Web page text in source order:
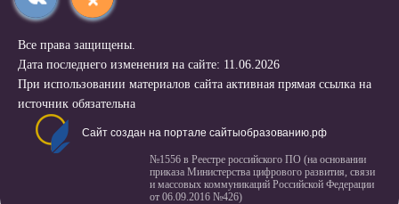
Все права защищены.
Дата последнего изменения на сайте: 11.06.2026
При использовании материалов сайта активная прямая ссылка на
источник обязательна
Сайт создан на портале сайтыобразованию.рф
№1556 в Реестре российского ПО (на основании
приказа Министерства цифрового развития, связи
и массовых коммуникаций Российской Федерации
от 06.09.2016 №426)